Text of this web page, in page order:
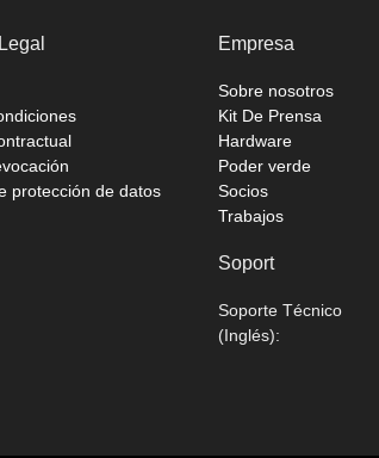
protección de datos
Empresa
Sobre nosotros
Kit De Prensa
Hardware
Poder verde
Socios
Trabajos
Soport
Soporte Técnico
(Inglés):